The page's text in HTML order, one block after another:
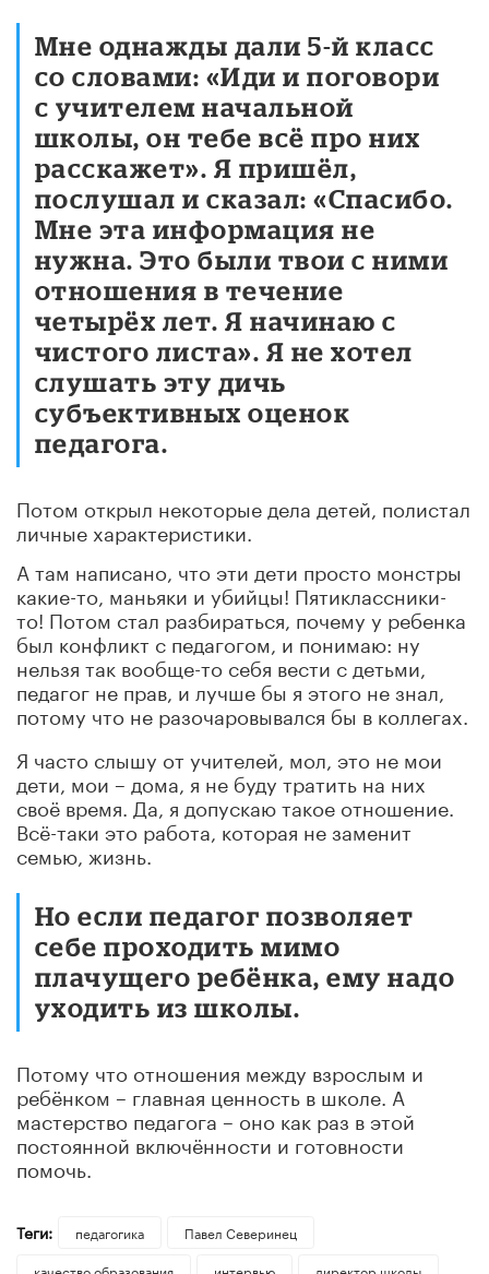
Мне однажды дали 5-й класс
со словами: «Иди и поговори
с учителем начальной
школы, он тебе всё про них
расскажет». Я пришёл,
послушал и сказал: «Спасибо.
Мне эта информация не
нужна. Это были твои с ними
отношения в течение
четырёх лет. Я начинаю с
чистого листа». Я не хотел
слушать эту дичь
субъективных оценок
педагога.
Потом открыл некоторые дела детей, полистал
личные характеристики.
А там написано, что эти дети просто монстры
какие-то, маньяки и убийцы! Пятиклассники-
то! Потом стал разбираться, почему у ребенка
был конфликт с педагогом, и понимаю: ну
нельзя так вообще-то себя вести с детьми,
педагог не прав, и лучше бы я этого не знал,
потому что не разочаровывался бы в коллегах.
Я часто слышу от учителей, мол, это не мои
дети, мои – дома, я не буду тратить на них
своё время. Да, я допускаю такое отношение.
Всё-таки это работа, которая не заменит
семью, жизнь.
Но если педагог позволяет
себе проходить мимо
плачущего ребёнка, ему надо
уходить из школы.
Потому что отношения между взрослым и
ребёнком – главная ценность в школе. А
мастерство педагога – оно как раз в этой
постоянной включённости и готовности
помочь.
Теги: педагогика
Павел Северинец
качество образования
интервью директор школы